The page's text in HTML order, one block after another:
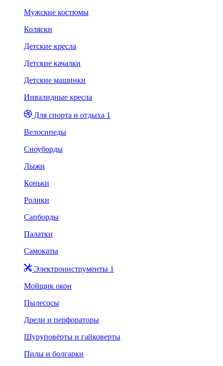
Мужские костюмы
Коляски
Детские кресла
Детские качалки
Детские машинки
Инвалидные кресла
Для спорта и отдыха 1
Велосипеды
Сноуборды
Лыжи
Коньки
Ролики
Сапборды
Палатки
Самокаты
Электроинструменты 1
Мойщик окон
Пылесосы
Дрели и перфораторы
Шуруповёрты и гайковерты
Пилы и болгарки